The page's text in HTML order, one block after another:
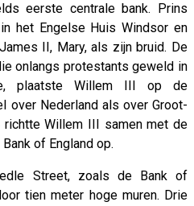
eerste centrale bank. Prins
het Engelse Huis Windsor en
II, Mary, als zijn bruid. De
onlangs protestants geweld in
plaatste Willem III op de
over Nederland als over Groot-
richtte Willem III samen met de
of England op.
Street, zoals de Bank of
tien meter hoge muren. Drie